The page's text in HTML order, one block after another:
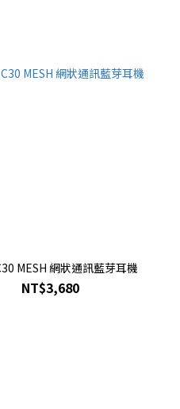
MESH 網狀通訊藍芽耳機
NT$3,680